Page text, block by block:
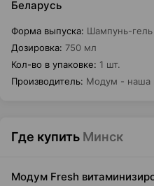
Беларусь
Форма выпуска: Шампунь-
Дозировка: 750 мл
Кол-во в упаковке: 1 шт.
Производитель: Модум - наша
Где купить Минск
Модум Fresh